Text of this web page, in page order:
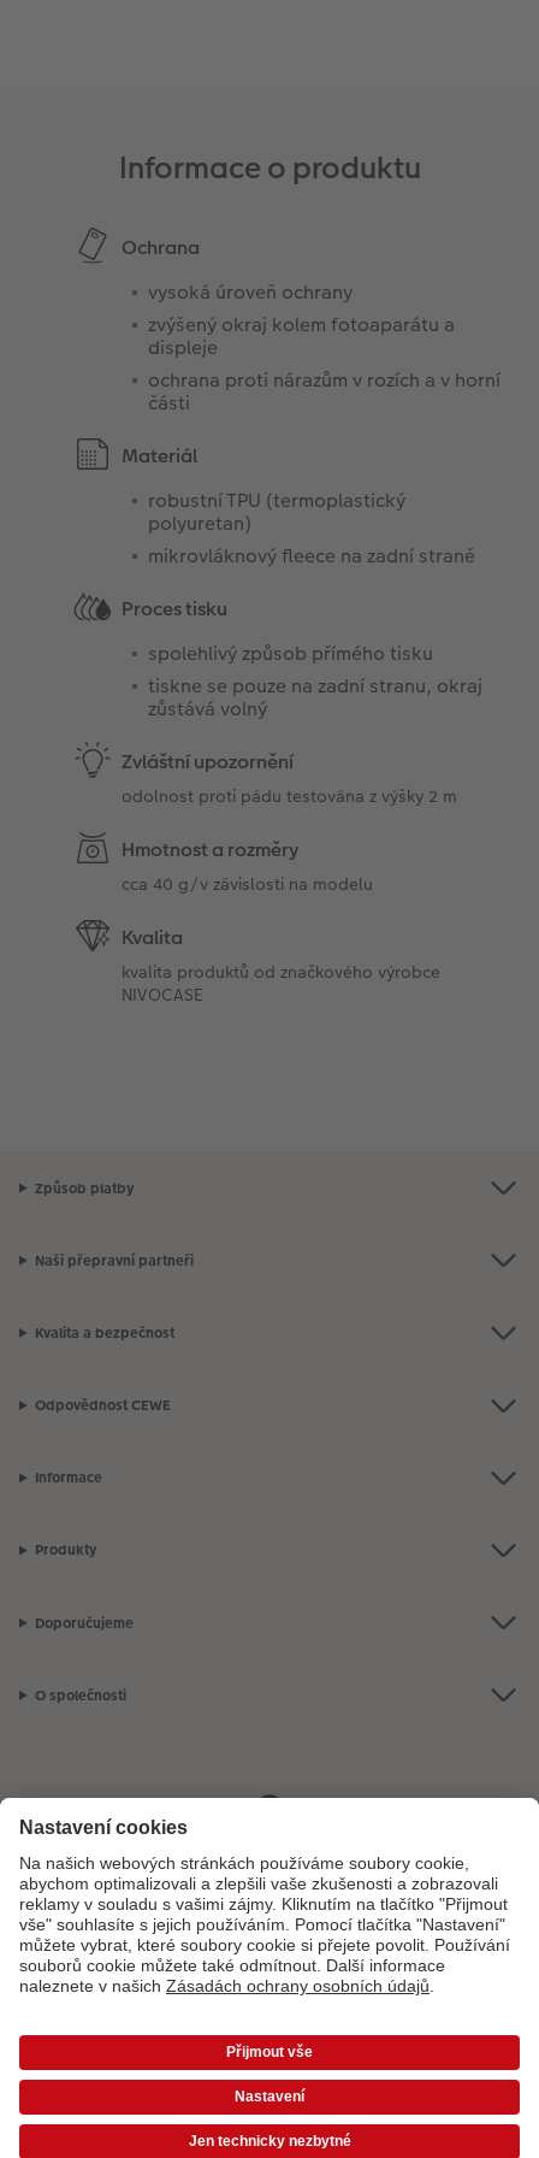
Informace o produktu
Ochrana
vysoká úroveň ochrany
zvýšený okraj kolem fotoaparátu a
displeje
ochrana proti nárazům v rozích a v horní
části
Materiál
robustní TPU (termoplastický
polyuretan)
mikrovláknový fleece na zadní straně
Proces tisku
spolehlivý způsob přímého tisku
tiskne se pouze na zadní stranu, okraj
zůstává volný
Zvláštní upozornění
odolnost proti pádu testována z výšky 2 m
Hmotnost a rozměry
cca 40 g/v závislosti na modelu
Kvalita
kvalita produktů od značkového výrobce
NIVOCASE
Způsob platby
Naši přepravní partneři
Kvalita a bezpečnost
Odpovědnost CEWE
Informace
Produkty
Doporučujeme
O společnosti
Máte-li jakékoli dotazy týkající se fotoproduktů nebo objednávek,
neváhejte nás kontaktovat:+ 420 800 100 808[Po - Pá: 8:00 - 16:00]
dopravné a balné dle platného ceníku. Ceny jsou včetně DPH.
Ceny a dodací lhůty
|VOP|Ochrana osobních údajů